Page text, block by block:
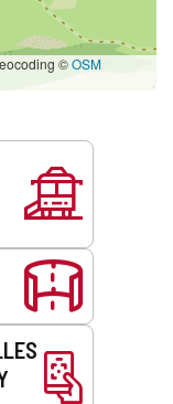
©OSM